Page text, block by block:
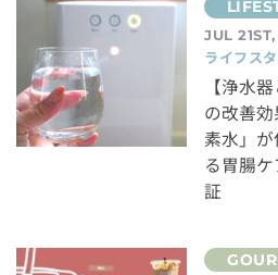
JUL
ライフス
【浄水
の改善
素水」
る胃腸
証